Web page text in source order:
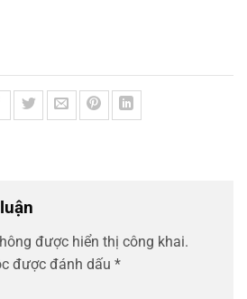
được hiển thị công khai.
được đánh dấu *